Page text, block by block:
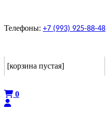
Телефоны: +7 (993) 925-88-48
[корзина пустая]
0